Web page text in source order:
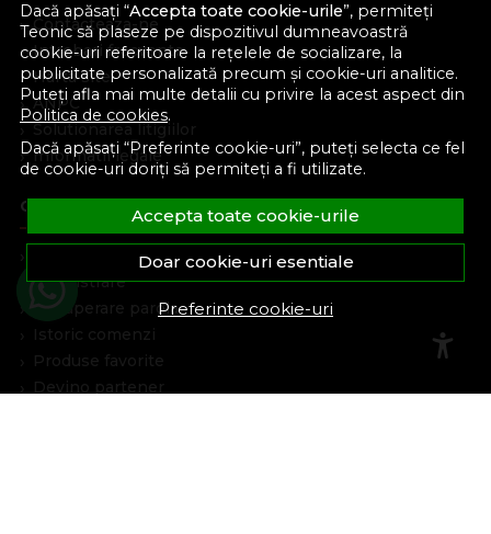
Dacă apăsați “Accepta toate cookie-urile”, permiteți
Teonic să plaseze pe dispozitivul dumneavoastră
cookie-uri referitoare la rețelele de socializare, la
publicitate personalizată precum și cookie-uri analitice.
Puteți afla mai multe detalii cu privire la acest aspect din
Politica de cookies.
Dacă apăsați “Preferinte cookie-uri”, puteți selecta ce fel
de cookie-uri doriți să permiteți a fi utilizate.
Accepta toate cookie-urile
Doar cookie-uri esentiale
Preferinte cookie-uri
Contacteaza-ne
Intrebari frecvente
Harta site
ANPC
Solutionarea litigiilor
Informatii legale
Cont Client
Inregistrare
Recuperare parola
Istoric comenzi
Produse favorite
Devino partener